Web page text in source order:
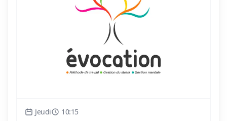
Jeudi 10:15